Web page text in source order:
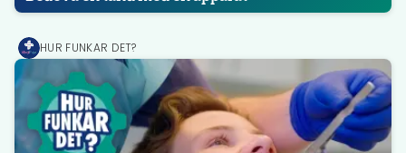
MediPrep
HUR FUNKAR DET?